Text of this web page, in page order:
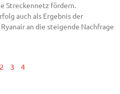
Streckennetz fördern.
auch als Ergebnis der
an die steigende Nachfrage
2 3 4